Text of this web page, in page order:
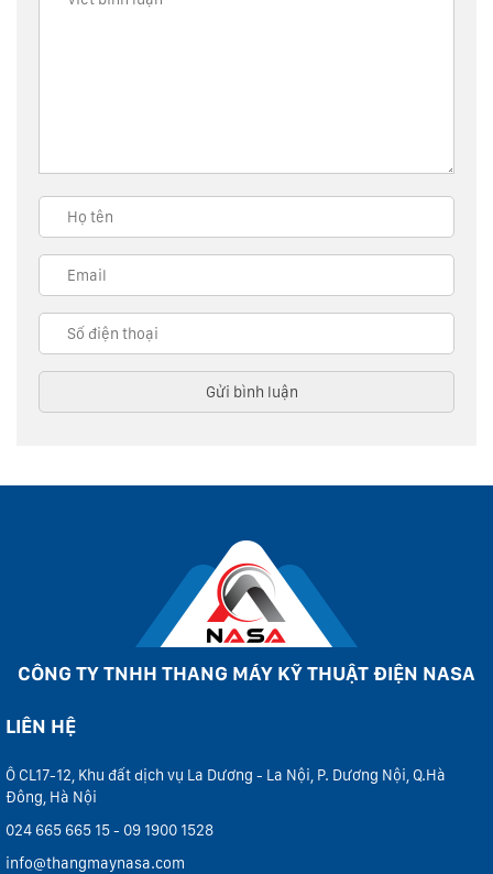
CÔNG TY TNHH THANG MÁY KỸ THUẬT ĐIỆN NASA
LIÊN HỆ
Ô CL17-12, Khu đất dịch vụ La Dương - La Nội, P. Dương Nội, Q.Hà
Đông, Hà Nội
024 665 665 15 - 09 1900 1528
info@thangmaynasa.com